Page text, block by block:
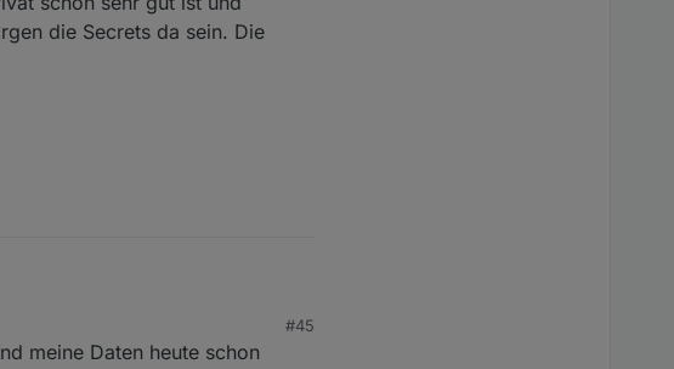
die Secrets da sein. Die
#45
meine Daten heute schon